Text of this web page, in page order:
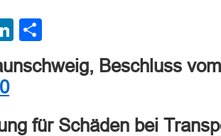
LinkedIn
Beschluss
für Schäden bei